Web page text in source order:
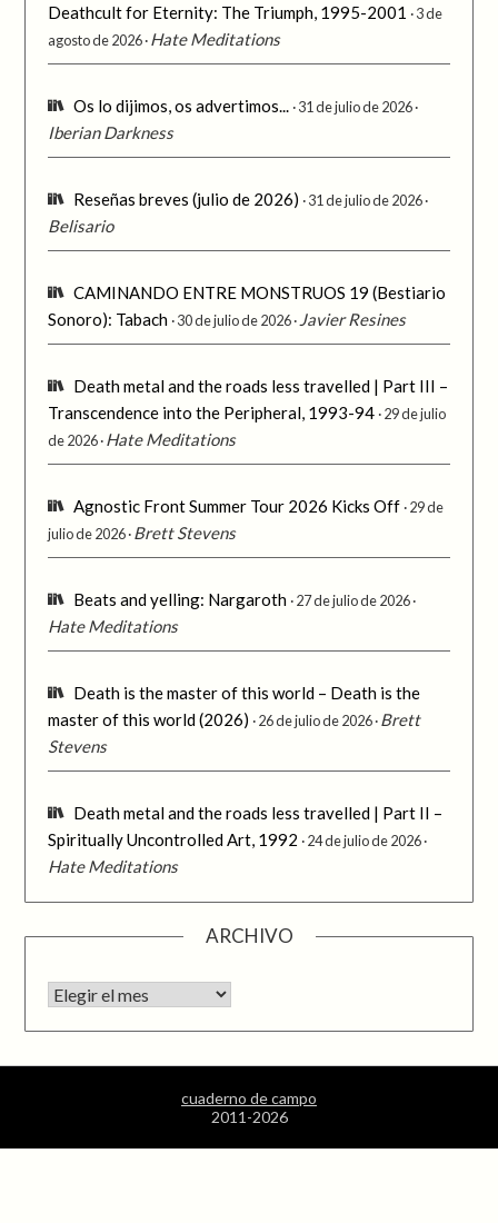
Deathcult for Eternity: The Triumph, 1995-2001
3 de
agosto de 2026 Hate Meditations
Os lo dijimos, os advertimos... 31 de julio de 2026
Iberian Darkness
Reseñas breves (julio de 2026) 31 de julio de 2026
Belisario
CAMINANDO ENTRE MONSTRUOS 19 (Bestiario
Sonoro): Tabach 30 de julio de 2026 Javier Resines
Death metal and the roads less travelled | Part III –
Transcendence into the Peripheral, 1993-94 29 de julio
de 2026 Hate Meditations
Agnostic Front Summer Tour 2026 Kicks Off 29 de
julio de 2026 Brett Stevens
Beats and yelling: Nargaroth 27 de julio de 2026
Hate Meditations
Death is the master of this world – Death is the
master of this world (2026)
26 de julio de 2026 Brett
Stevens
Death metal and the roads less travelled | Part II –
Spiritually Uncontrolled Art, 1992
24 de julio de 2026
Hate Meditations
ARCHIVO
Archivo
cuaderno de campo
2011-2026